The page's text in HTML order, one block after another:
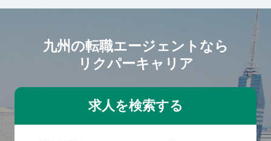
九州の転職エージェントなら
リクパーキャリア